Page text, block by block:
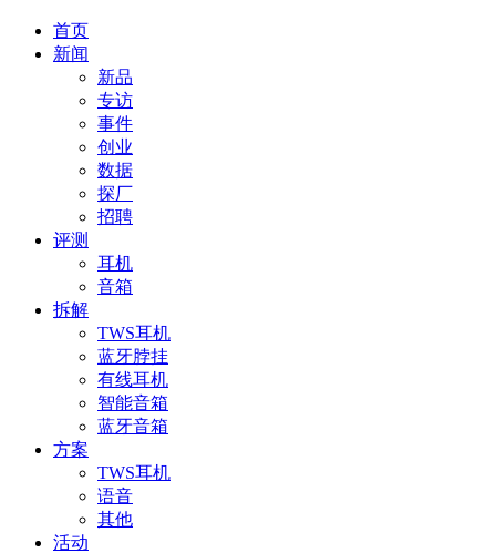
首页
新闻
新品
专访
事件
创业
数据
探厂
招聘
评测
耳机
音箱
拆解
TWS耳机
蓝牙脖挂
有线耳机
智能音箱
蓝牙音箱
方案
TWS耳机
语音
其他
活动